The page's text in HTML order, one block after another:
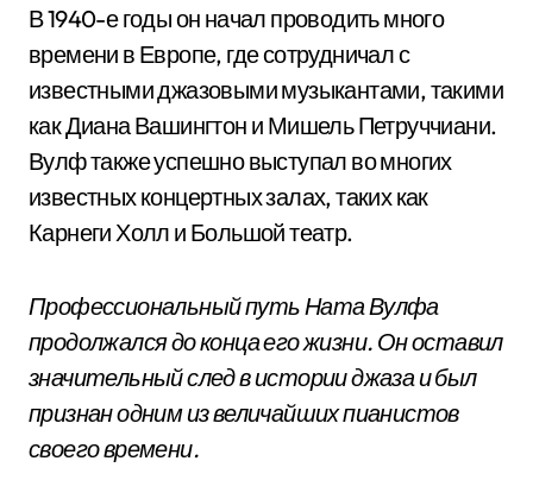
В 1940-е годы он начал проводить много
времени в Европе, где сотрудничал с
известными джазовыми музыкантами, такими
как Диана Вашингтон и Мишель Петруччиани.
Вулф также успешно выступал во многих
известных концертных залах, таких как
Карнеги Холл и Большой театр.
Профессиональный путь Ната Вулфа
продолжался до конца его жизни. Он оставил
значительный след в истории джаза и был
признан одним из величайших пианистов
своего времени.